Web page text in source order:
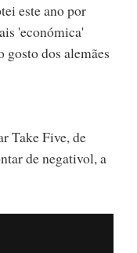
este ano por
'económica'
gosto dos alemães
Take Five, de
de negativol, a